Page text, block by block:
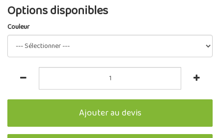
Options disponibles
Couleur
Ajouter au devis